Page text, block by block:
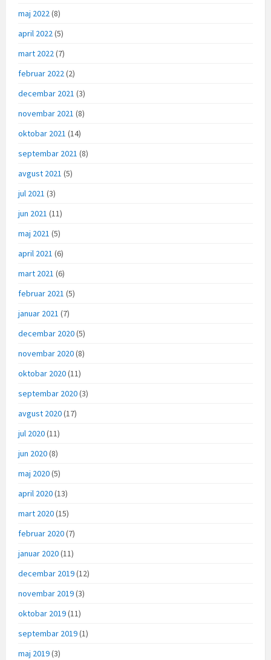
maj 2022(8)
april 2022(5)
mart 2022(7)
februar 2022(2)
decembar 2021 (3)
novembar 2021 (8)
oktobar 2021 (14)
septembar 2021 (8)
avgust 2021 (5)
jul 2021 (3)
jun 2021 (11)
maj 2021 (5)
april 2021 (6)
mart 2021 (6)
februar 2021 (5)
januar 2021 (7)
decembar 2020(5)
novembar 2020(8)
oktobar 2020(11)
septembar 2020(3)
avgust 2020(17)
jul 2020(11)
jun 2020(8)
maj 2020(5)
april 2020(13)
mart 2020(15)
februar 2020(7)
januar 2020(11)
decembar 2019(12)
novembar 2019(3)
oktobar 2019(11)
septembar 2019(1)
maj 2019(3)